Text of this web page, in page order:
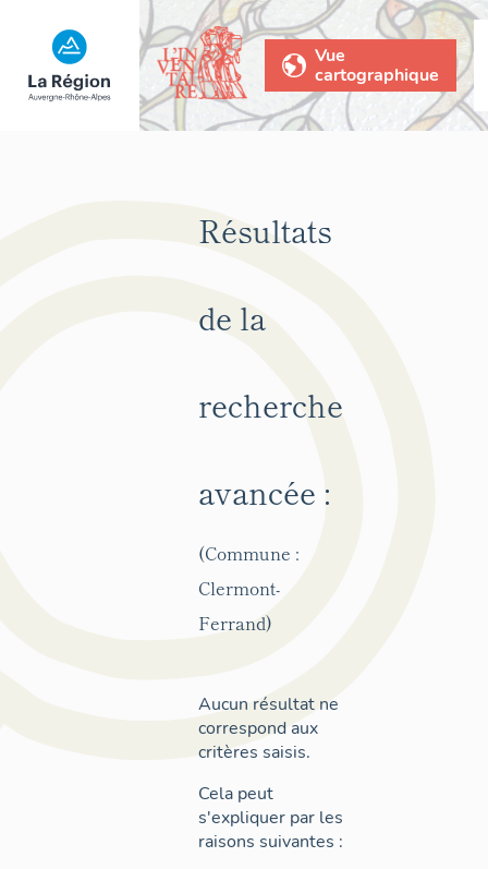
Vue
cartographique
Résultats
de la
recherche
avancée :
(Commune :
Clermont-
Ferrand)
Aucun résultat ne
correspond aux
critères saisis.
Cela peut
s'expliquer par les
raisons suivantes :